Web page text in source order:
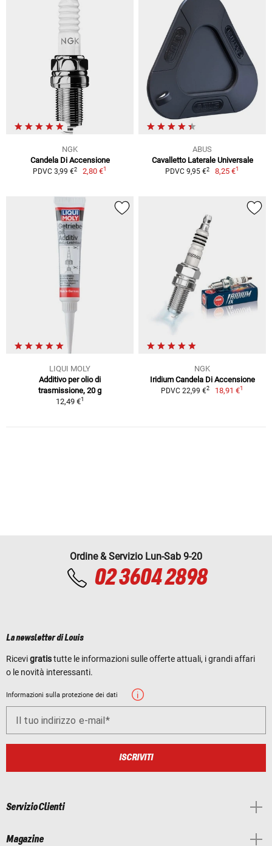
NGK
Candela Di Accensione
PDVC 3,99 €2 2,80 €1
ABUS
Cavalletto Laterale Universale
PDVC 9,95 €2 8,25 €1
LIQUI MOLY
Additivo per olio di
trasmissione, 20 g
12,49 €1
NGK
Iridium Candela Di Accensione
PDVC 22,99 €2 18,91 €1
Ordine & Servizio Lun-Sab 9-20
02 3604 2898
La newsletter di Louis
Ricevigratistutte le informazioni sulle offerte attuali, i grandi affari
o le novità interessanti.
Informazioni sulla protezione dei dati
Il tuo indirizzo e-mail
ISCRIVITI
Servizio Clienti
Magazine